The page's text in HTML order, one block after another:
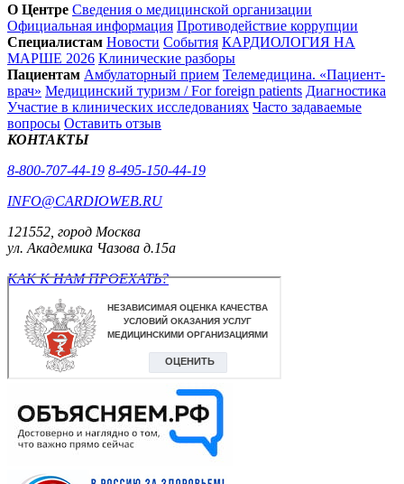
О Центре Сведения о медицинской организации
Официальная информация Противодействие коррупции
Специалистам Новости События КАРДИОЛОГИЯ НА
МАРШЕ 2026 Клинические разборы
Пациентам Амбулаторный прием Телемедицина. «Пациент-
врач» Медицинский туризм / For foreign patients Диагностика
Участие в клинических исследованиях Часто задаваемые
вопросы Оставить отзыв
КОНТАКТЫ
8-800-707-44-19 8-495-150-44-19
INFO@CARDIOWEB.RU
121552, город Москва
ул. Академика Чазова д.15а
КАК К НАМ ПРОЕХАТЬ?